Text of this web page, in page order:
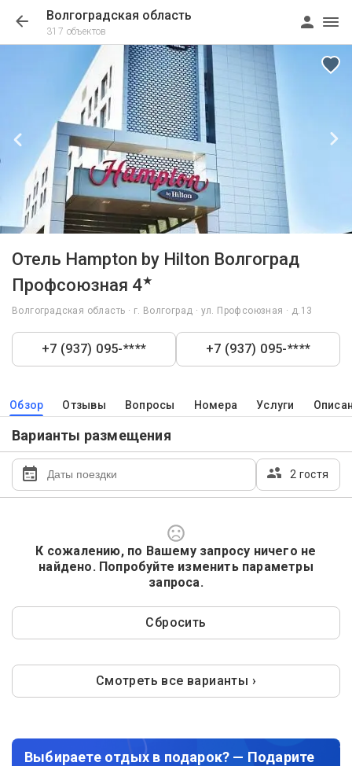
Волгоградская область
317 объектов
Отель Hampton by Hilton Волгоград
Профсоюзная 4★
Волгоградская область · г. Волгоград · ул. Профсоюзная · д.13
+7 (937) 095-**** +7 (937) 095-****
Обзор Отзывы Вопросы Номера Услуги
Варианты размещения
2 гостя
К сожалению, по Вашему запросу ничего не
найдено. Попробуйте изменить параметры
запроса.
Сбросить
Смотреть все варианты ›
Выбираете отдых в подарок? — Подарите